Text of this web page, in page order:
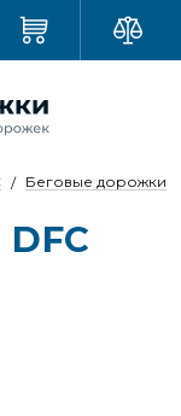
Беговые дорожки